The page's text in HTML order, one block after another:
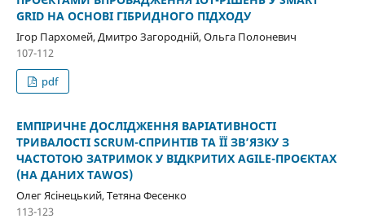
GRID НА ОСНОВІ ГІБРИДНОГО ПІДХОДУ
Ігор Пархомей, Дмитро Загородній, Ольга Полоневич
107-112
pdf
ЕМПІРИЧНЕ ДОСЛІДЖЕННЯ ВАРІАТИВНОСТІ
ТРИВАЛОСТІ SCRUM-СПРИНТІВ ТА ЇЇ ЗВ’ЯЗКУ З
ЧАСТОТОЮ ЗАТРИМОК У ВІДКРИТИХ AGILE-ПРОЄКТАХ
(НА ДАНИХ TAWOS)
Олег Ясінецький, Тетяна Фесенко
113-123